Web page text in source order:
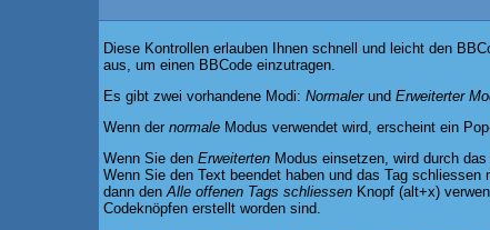
Diese Kontrollen erlauben Ihnen schnell und leicht den
aus, um einen BBCode einzutragen.
Es gibt zwei vorhandene Modi: Normalerund Erweiterter
Wenn der normaleModus verwendet wird, erscheint ein
Wenn Sie den ErweitertenModus einsetzen, wird durch das
Wenn Sie den Text beendet haben und das Tag
dann denAlle offenen Tags schliessenKnopf (alt+x)
Codeknöpfen erstellt worden sind.